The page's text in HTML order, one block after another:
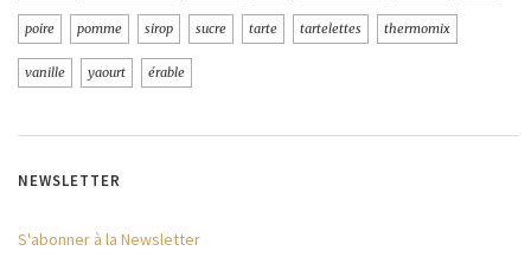
poire pomme sirop sucre tarte tartelettes thermomix
vanille yaourt érable
NEWSLETTER
S'abonner à la Newsletter